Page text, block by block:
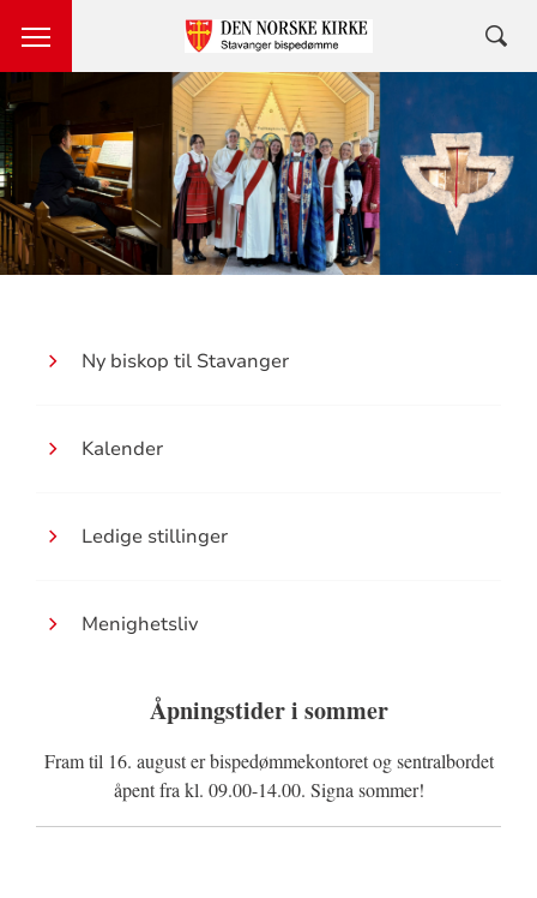
Ny biskop til Stavanger
Kalender
Ledige stillinger
Menighetsliv
Åpningstider i sommer
Fram til 16. august er bispedømmekontoret og sentralbordet
åpent fra kl. 09.00-14.00. Signa sommer!